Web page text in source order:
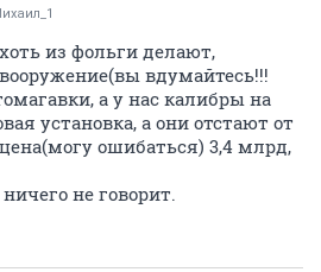
из фольги делают,
вдумайтесь!!!
а у нас калибры на
установка, а они отстают от
ошибаться) 3,4 млрд,
не говорит.